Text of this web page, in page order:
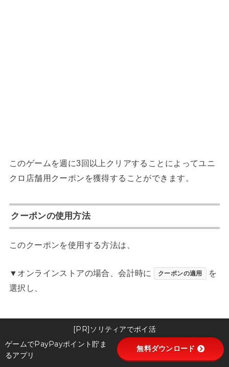
このゲームを週に3回以上クリアすることによってユニ
クロ店舗用クーポンを獲得することができます。
クーポンの使用方法
このクーポンを使用する方法は、
▼オンラインストアの場合、会計時に クーポンの適用
を
選択し、
[PR]ソリティアでポイ活
ゲームでPayPayポイント貯ま
るアプリ
無料ダウンロード